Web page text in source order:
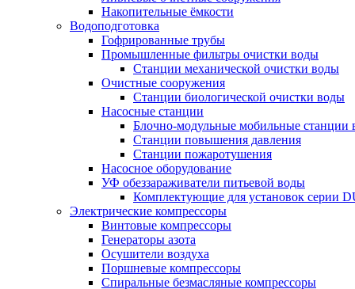
Накопительные ёмкости
Водоподготовка
Гофрированные трубы
Промышленные фильтры очистки воды
Станции механической очистки воды
Очистные сооружения
Станции биологической очистки воды
Насосные станции
Блочно-модульные мобильные станции
Станции повышения давления
Станции пожаротушения
Насосное оборудование
УФ обеззараживатели питьевой воды
Комплектующие для установок серии
Электрические компрессоры
Винтовые компрессоры
Генераторы азота
Осушители воздуха
Поршневые компрессоры
Спиральные безмасляные компрессоры